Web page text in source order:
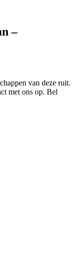
–
van deze ruit.
met ons op. Bel